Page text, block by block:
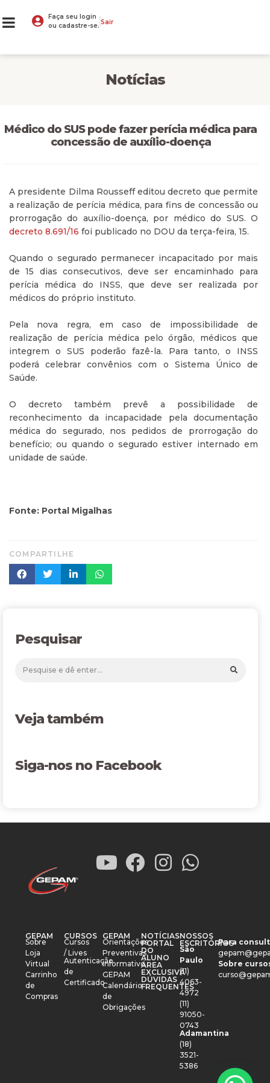
Faça seu login
ou cadastre-se. Sair
Notícias
Médico do SUS pode fazer perícia médica para
concessão de auxílio-doença
A presidente Dilma Rousseff editou decreto que permite
a realização de perícia médica, para fins de concessão ou
prorrogação do auxílio-doença, por médico do SUS. O
decreto 8.691/16 foi publicado no DOU da terça-feira, 15.
Quando o segurado permanecer incapacitado por mais
de 15 dias consecutivos, deve ser encaminhado para
perícia médica do INSS, que deve ser realizada por
médicos do próprio instituto.
Pela nova regra, em caso de impossibilidade de
realização de perícia médica pelo órgão, médicos que
integrem o SUS poderão fazê-la. Para tanto, o INSS
poderá celebrar convênios com o Sistema Único de
Saúde.
O decreto também prevê a possibilidade de
reconhecimento da incapacidade pela documentação
médica do segurado, nos pedidos de prorrogação do
benefício; ou quando o segurado estiver internado em
unidade de saúde.
Fonte: Portal Migalhas
COMPARTILHE
Pesquisar
Veja também
Siga-nos no Facebook
GEPAM
Sobre
Loja
Virtual
Carrinho
de
Compras
CURSOS
Cursos
/ Lives
Autenticação
de
Certificado
GEPAM
Orientações
Preventivas
Informativo
GEPAM
Calendário
de
Obrigações
NOTÍCIAS
PORTAL
DO
ALUNO
ÁREA
EXCLUSIVA
DÚVIDAS
FREQUENTES
NOSSOS
ESCRITÓRIOS
São
Paulo
(11)
4063-
4972
(11)
91050-
0743
Adamantina
(18)
3521-
5386
Para
Sobre